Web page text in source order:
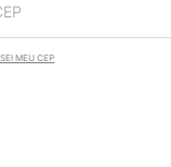
MEU CEP